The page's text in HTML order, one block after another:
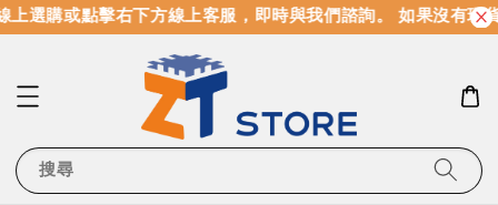
選購或點擊右下方線上客服，即時與我們諮詢。 如果沒有現
搜尋